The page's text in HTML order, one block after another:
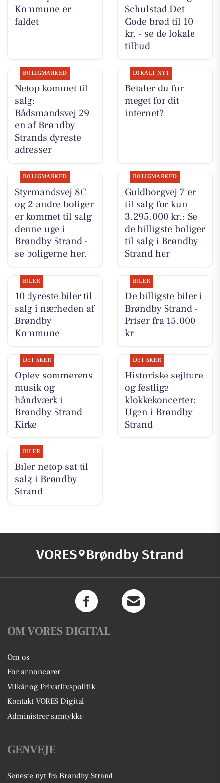
Kommune er
faldet
Schulstad Det
Gode brød til 10
kr. - se de lokale
tilbud
BOLIGMARKED
Netop kommet til
salg:
Bådsmandsvej 29
en af Brøndby
Strands dyreste
adresser
LOKALT NYT
Betaler du for
meget for dit
internet?
BOLIGMARKED
Styrmandsvej 8C
og 2 andre boliger
er kommet til salg
denne uge i
Brøndby Strand -
se boligerne her.
BOLIGMARKED
Guldborgvej 7 er
til salg for kun
3.295.000 kr.: Se
de billigste boliger
til salg i Brøndby
Strand her
BILER
10 dyreste biler til
salg i nærheden af
Brøndby
Kommune
BILER
De billigste biler i
Brøndby Strand -
Priser fra 15.000
kr
DET SKER
Oplev sommerens
musik og
håndværk i
Brøndby Strand
Kirke
DET SKER
Historiske sejlture
og festlige
klokkekoncerter:
Ugen i Brøndby
Strand
BILER
Biler netop sat til
salg i Brøndby
Strand
VORES Brøndby Strand
OM VORES DIGITAL
Om os
For annoncører
Vilkår og Privatlivspolitik
Kontakt VORES Digital
Administrer samtykke
GENVEJE
Seneste nyt fra Brøndby Strand